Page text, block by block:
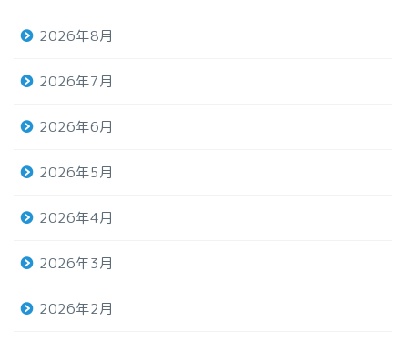
2026年8月
2026年7月
2026年6月
2026年5月
2026年4月
2026年3月
2026年2月